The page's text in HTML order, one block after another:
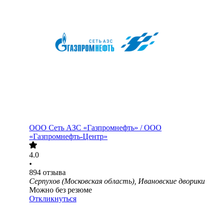
ООО Сеть АЗС «Газпромнефть» / ООО
«Газпромнефть-Центр»
4.0
•
894 отзыва
Серпухов (Московская область), Ивановские дворики
Можно без резюме
Откликнуться